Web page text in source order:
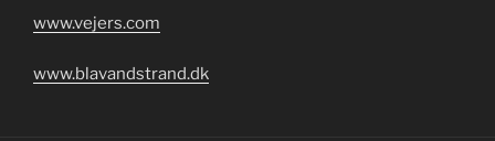
www.vejers.com
www.blavandstrand.dk